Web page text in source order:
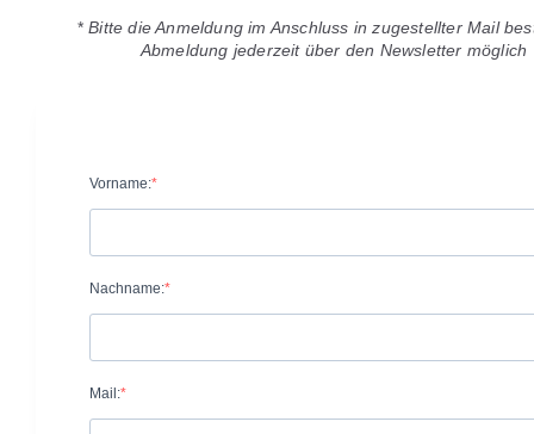
*Bitte die Anmeldung im Anschluss in zugestellter Mail
Abmeldung jederzeit über den Newsletter möglich